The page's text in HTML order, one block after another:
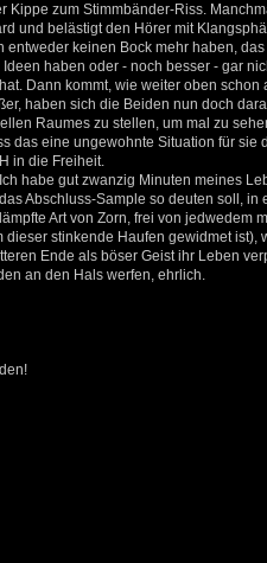
Kippe zum Stimmbänder-Riss.
und belästigt den Hörer mit
entweder keinen Bock mehr haben,
haben oder - noch besser - gar
Dann kommt, wie weiter oben
haben sich die Beiden nun doch
Raumes zu stellen, um mal zu
das eine ungewohnte Situation für
in die Freiheit.
habe gut zwanzig Minuten meines
Abschluss-Sample so deuten soll,
Art von Zorn, frei von jedwedem
dieser stinkende Haufen gewidmet
Ende als böser Geist ihr Leben
an den Hals werfen, ehrlich.